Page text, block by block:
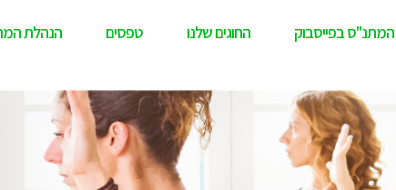
המתנ"ס בפייסבוק החוגים שלנו טפסים הנהלת